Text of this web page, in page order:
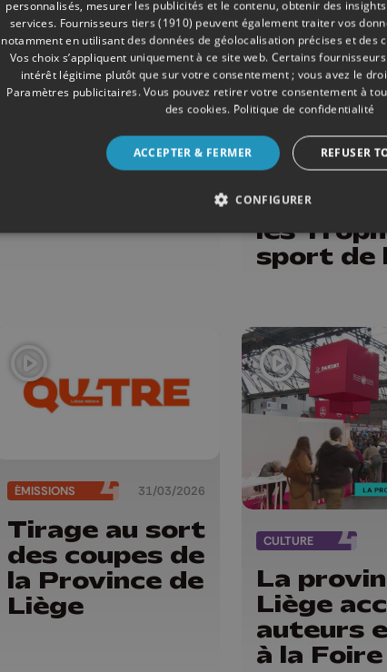
SOCIÉTÉ 03/07/2026
Province :
interdiction
de feux,
barbecues et
d'artifices
SPORTS
Armand
et Julie
les
sport de
ÉMISSIONS 31/03/2026
Tirage au sort
des coupes de
la Province de
Liège
CULTURE
La
Liège
auteurs
à la
personnalisés, mesurer les publicités et le contenu, obtenir des
services. Fournisseurs tiers (1910) peuvent également traiter vos
notamment en utilisant des données de géolocalisation précises et des
Vos choix s’appliquent uniquement à ce site web. Certains
intérêt légitime plutôt que sur votre consentement ; vous avez le
Paramètres publicitaires. Vous pouvez retirer votre consentement à
des cookies. Politique de confidentialité
ACCEPTER & FERMER REFUSER
CONFIGURER